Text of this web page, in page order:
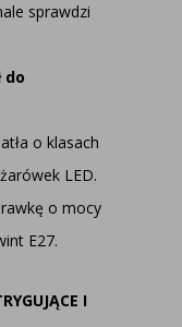
sprawdzi
do
o klasach
LED.
o mocy
E27.
I